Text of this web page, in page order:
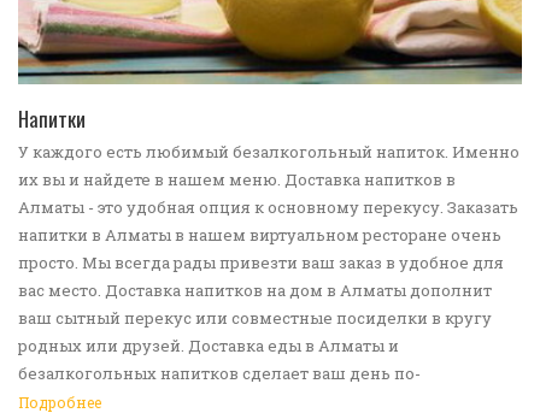
Напитки
У каждого есть любимый безалкогольный напиток. Именно
их вы и найдете в нашем меню. Доставка напитков в
Алматы - это удобная опция к основному перекусу. Заказать
напитки в Алматы в нашем виртуальном ресторане очень
просто. Мы всегда рады привезти ваш заказ в удобное для
вас место. Доставка напитков на дом в Алматы дополнит
ваш сытный перекус или совместные посиделки в кругу
родных или друзей. Доставка еды в Алматы и
безалкогольных напитков сделает ваш день по-
настоящему ярким и беззаботным. Обращайтесь к нам за
Подробнее